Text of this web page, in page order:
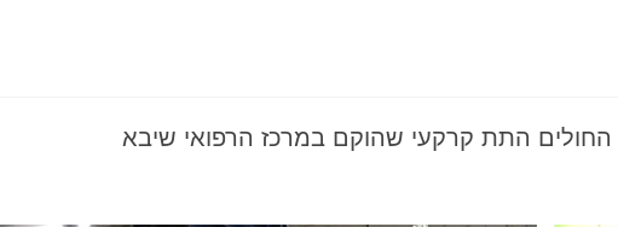
החולים התת קרקעי שהוקם במרכז הרפואי שיבא